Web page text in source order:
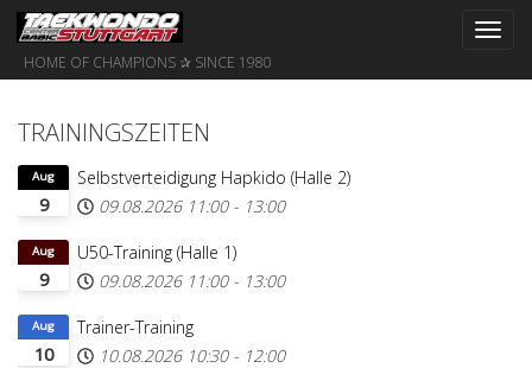
HOME OF CHAMPIONS ✰ SINCE 1980
TRAININGSZEITEN
9
Aug
Selbstverteidigung Hapkido (Halle 2)
09.08.2026 11:00 - 13:00
9
Aug
U50-Training (Halle 1)
09.08.2026 11:00 - 13:00
10
Aug
Trainer-Training
10.08.2026 10:30 - 12:00